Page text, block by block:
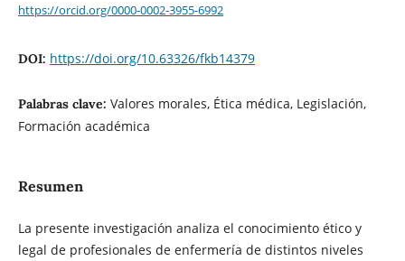
https://orcid.org/0000-0002-3955-6992
DOI: https://doi.org/10.63326/fkb14379
Palabras clave: Valores morales, Ética médica, Legislación,
Formación académica
Resumen
La presente investigación analiza el conocimiento ético y
legal de profesionales de enfermería de distintos niveles